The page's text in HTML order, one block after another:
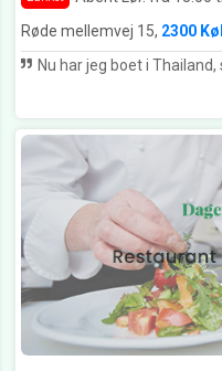
Røde mellemvej 15, 2300
Nu har jeg boet i Thailand, så jeg ved hvad der er godt og hvad der ikke er godt thai mad. Jeg må